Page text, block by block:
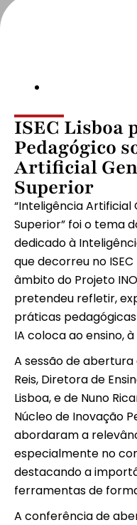
ISEC Lisboa
Pedagógico
Artificial
Superior
“Inteligência Artificial
Superior” foi o tema
dedicado à
que decorreu no
âmbito do Projeto
pretendeu refletir,
práticas
IA coloca ao ensino,
A sessão de
Reis, Diretora de
Lisboa, e de Nuno
Núcleo de Inovação
abordaram a
especialmente no
destacando a
ferramentas de
A conferência de